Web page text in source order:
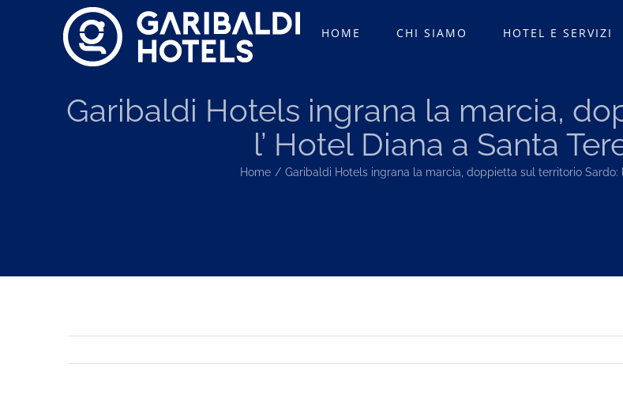
HOME CHI SIAMO HOTEL E SERVIZI
Garibaldi Hotels ingrana la marcia,
l’ Hotel Diana a Santa
Home Garibaldi Hotels ingrana la marcia, doppietta sul territorio Sardo: